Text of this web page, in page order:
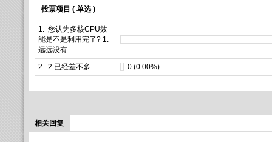
投票项目 ( 单选 )
1. 您认为多核CPU效
能是不是利用完了? 1.
远远没有
2. 2.已经差不多
0 (0.00%)
相关回复